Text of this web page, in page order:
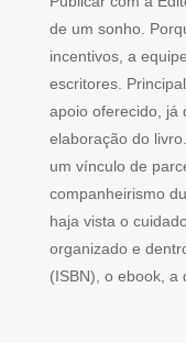
de um sonho.
incentivos, a
escritores.
apoio oferecido, já
elaboração do
um vínculo de
companheirismo
haja vista o
organizado e
(ISBN), o ebook,